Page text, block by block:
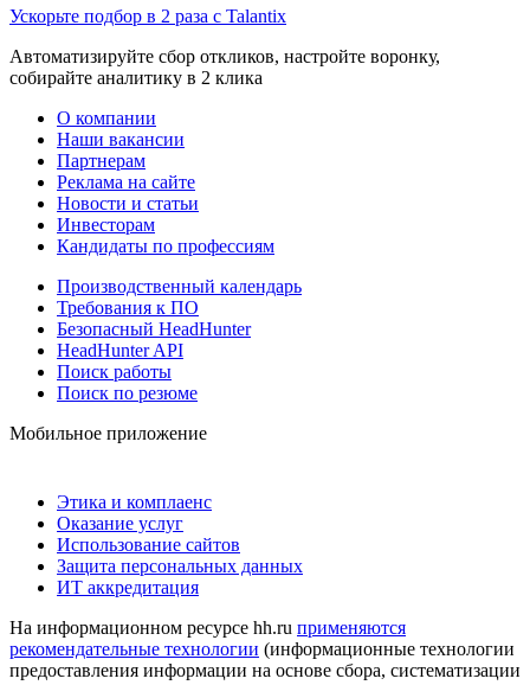
Ускорьте подбор в 2 раза с Talantix
Автоматизируйте сбор откликов, настройте воронку,
собирайте аналитику в 2 клика
О компании
Наши вакансии
Партнерам
Реклама на сайте
Новости и статьи
Инвесторам
Кандидаты по профессиям
Производственный календарь
Требования к ПО
Безопасный HeadHunter
HeadHunter API
Поиск работы
Поиск по резюме
Мобильное приложение
Этика и комплаенс
Оказание услуг
Использование сайтов
Защита персональных данных
ИТ аккредитация
На информационном ресурсе hh.ru применяются
рекомендательные технологии (информационные технологии
предоставления информации на основе сбора, систематизации